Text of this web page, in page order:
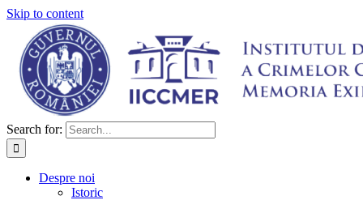
Skip to content
Search for:
Despre noi
Istoric